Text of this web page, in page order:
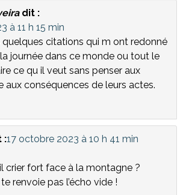
dit :
à 11 h 15 min
quelques citations qui m ont redonné
journée dans ce monde ou tout le
ce qu il veut sans penser aux
aux conséquences de leurs actes.
:17 octobre 2023 à 10 h 41 min
crier fort face à la montagne ?
te renvoie pas l’écho vide !